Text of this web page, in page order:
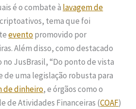
é o combate à lavagem de
tema que foi
eventopromovido por
Além disso, como destacado
JusBrasil, “Do ponto de vista
de uma legislação robusta para
de dinheiro, e órgãos como o
de Atividades Financeiras (COAF)